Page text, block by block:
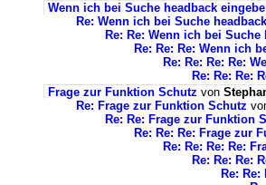
Wenn ich bei Suche headback
Re: Wenn ich bei Suche
Re: Re: Wenn ich bei
Re: Re: Re: Wenn ich
Re: Re: Re: Re:
Re: Re: Re:
Frage zur Funktion Schutz von
Re: Frage zur Funktion Schutz
Re: Re: Frage zur Funktion
Re: Re: Re: Frage zur
Re: Re: Re: Re:
Re: Re: Re:
Re: